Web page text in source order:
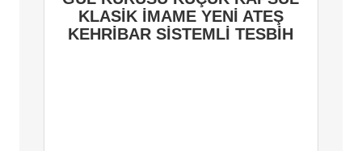
KLASİK İMAME YENİ ATEŞ
KEHRİBAR SİSTEMLİ TESBİH